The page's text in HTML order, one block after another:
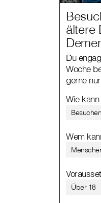
ältere
Du
Woche
gerne
Wie
Wem
Über 18